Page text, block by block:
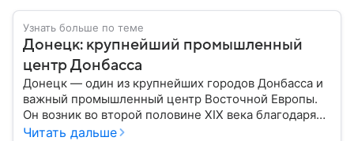
Узнать больше по теме
Донецк: крупнейший промышленный
центр Донбасса
Донецк — один из крупнейших городов Донбасса и
важный промышленный центр Восточной Европы.
Он возник во второй половине XIX века благодаря
развитию угледобычи и металлургии, а
Читать дальше